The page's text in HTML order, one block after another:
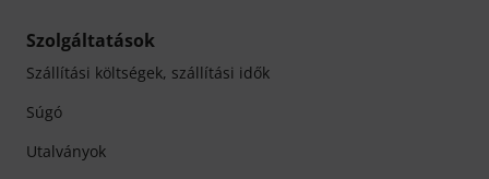
Szolgáltatások
Szállítási költségek, szállítási idők
Súgó
Utalványok